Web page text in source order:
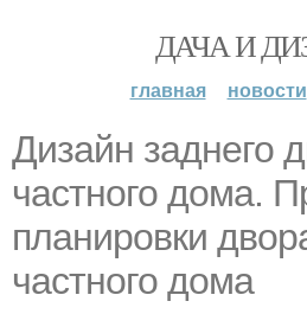
ДАЧА И
главная новости
Дизайн заднего
частного дома.
планировки
частного дома